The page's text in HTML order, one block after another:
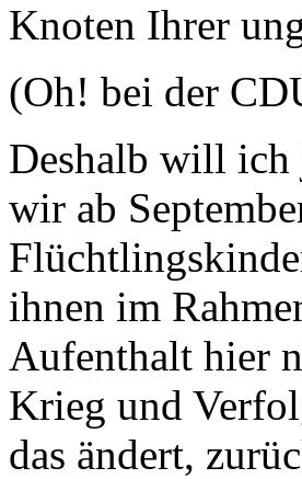
Knoten Ihrer
(Oh! bei der
Deshalb will ich
wir ab
ihnen im
Aufenthalt hier
Krieg und
das ändert,